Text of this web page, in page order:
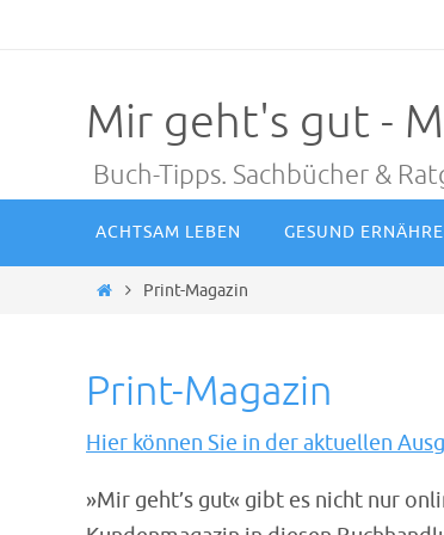
Mir geht's gut -
Buch-Tipps. Sachbücher &
springen
ACHTSAM LEBEN GESUND
StartPrint-Magazin
Print-Magazin
Hier können Sie in der aktuellen
»Mir geht’s gut« gibt es nicht nur